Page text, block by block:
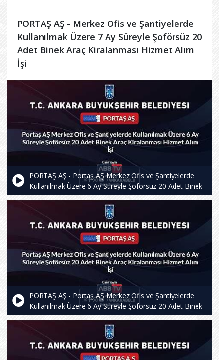
PORTAŞ AŞ - Merkez Ofis ve Şantiyelerde
Kullanılmak Üzere 7 Ay Süreyle Şoförsüz 20
Adet Binek Araç Kiralanması Hizmet Alım
İşi
PORTAŞ AŞ - Portaş AŞ Merkez Ofis ve Şantiyelerde
Kullanılmak Üzere 6 Ay Süreyle Şoförsüz 20 Adet Binek
Araç Kiralanması Hizmet Alım İşi - 2.Oturum
PORTAŞ AŞ - Portaş AŞ Merkez Ofis ve Şantiyelerde
Kullanılmak Üzere 6 Ay Süreyle Şoförsüz 20 Adet Binek
Araç Kiralanması Hizmet Alım İşi